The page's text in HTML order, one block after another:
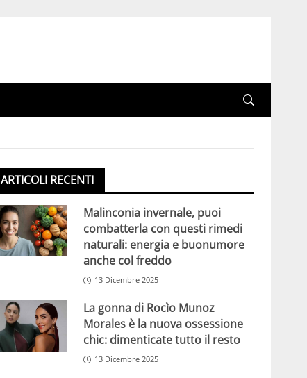
ARTICOLI RECENTI
Malinconia invernale, puoi
combatterla con questi rimedi
naturali: energia e buonumore
anche col freddo
13 Dicembre 2025
La gonna di Rocìo Munoz
Morales è la nuova ossessione
chic: dimenticate tutto il resto
13 Dicembre 2025